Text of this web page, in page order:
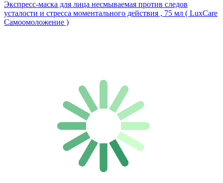
Экспресс-маска для лица несмываемая против следов
усталости и стресса моментального действия , 75 мл ( LuxCare
Самоомоложение )